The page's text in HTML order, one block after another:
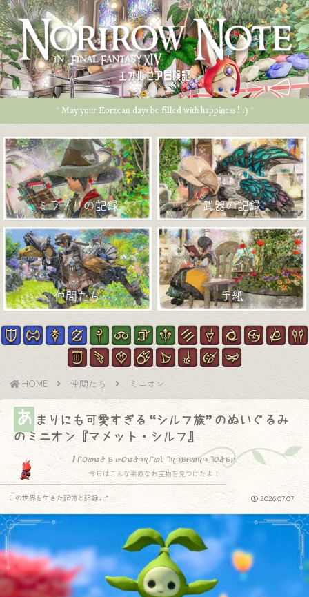
エオルゼア冒険記
* May your Eorzean days be filled with happiness ! :) *
ミラプリの記録 武器の記録
仲間たち 手紙
HOME 仲間たち ミニオン
あ まりにも可愛すぎる “シルフ族” のぬいぐるみ
のミニオン『マメット・シルフ』
I found a wonderful treasure today.
今日はこんな素敵なお宝物を見つけたよ！
2026.07.07
この世界を生きた記憶と記録.｡.:*